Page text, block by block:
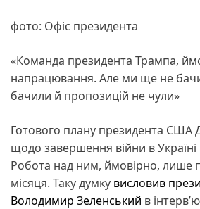
фото: Офіс президента
«Команда президента Трампа,
напрацювання. Але ми ще не
бачили й пропозицій не чули»
Готового плану президента США
щодо завершення війни в
Робота над ним, ймовірно, лише
місяця. Таку думку висловив
Володимир Зеленський в